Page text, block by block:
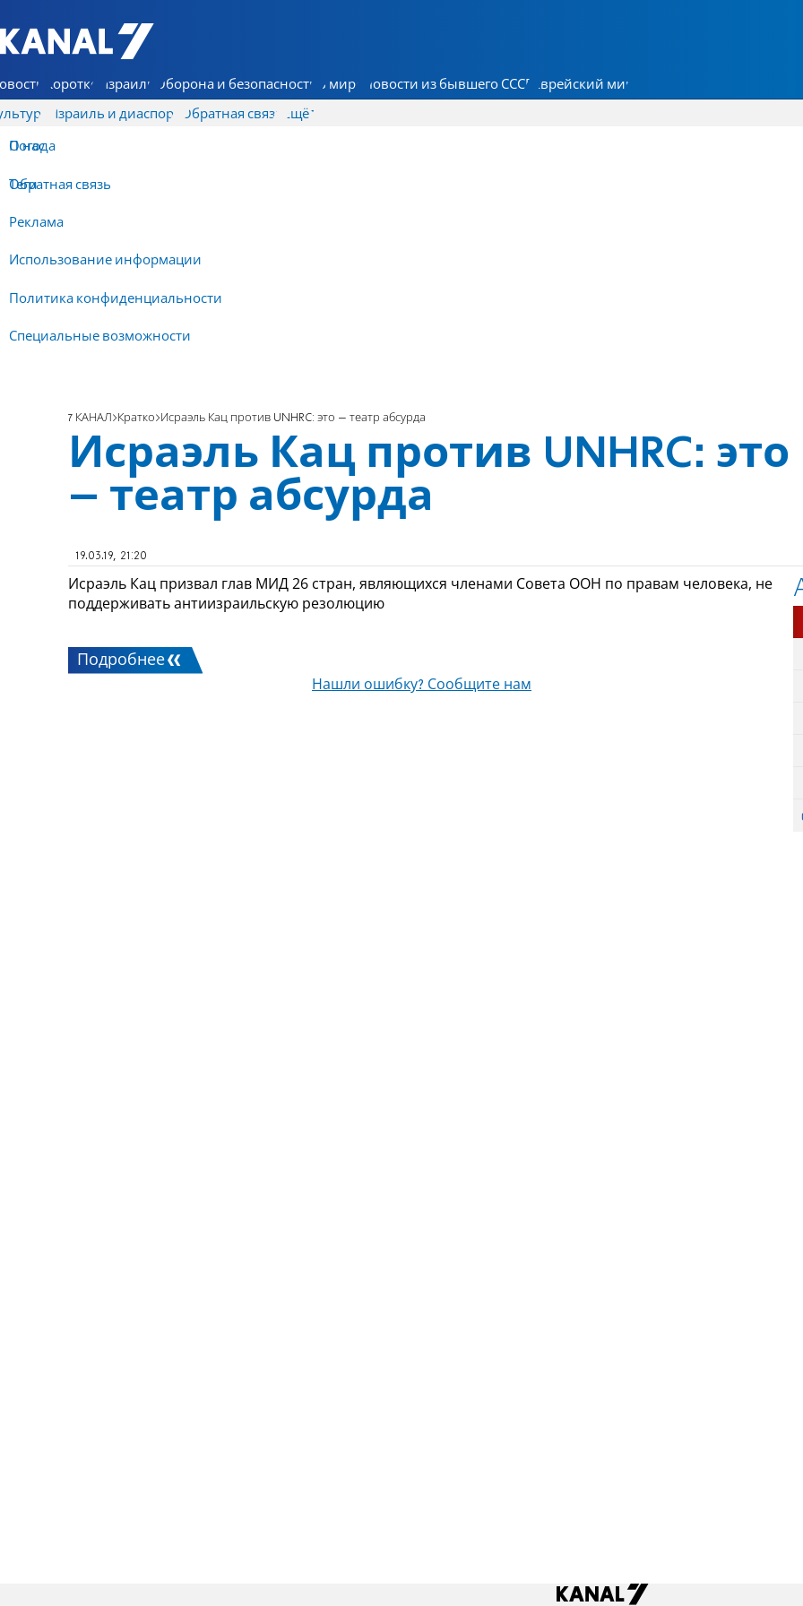
7 КАНАЛ - Аруц Шева
Коротко Израиль Оборона и безопасность В мире Новости из бывшего СССР Еврейский мир
Израиль и диаспора Обратная связь
О нас
Обратная связь
Реклама
Использование информации
Политика конфиденциальности
Специальные возможности
Ещё
Погода
Теги
7 КАНАЛ Кратко Исраэль Кац против UNHRC: это – театр абсурда
Исраэль Кац против UNHRC: это
– театр абсурда
19.03.19, 21:20
Исраэль Кац призвал глав МИД 26 стран, являющихся членами Совета ООН по правам человека, не
поддерживать антиизраильскую резолюцию
Подробнее
Нашли ошибку? Сообщите нам